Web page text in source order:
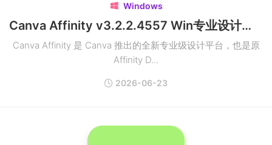
 Windows
Canva Affinity v3.2.2.4557 Win专业设计平台破解版
Canva Affinity 是 Canva 推出的全新专业级设计平台，也是原
Affinity D...
2026-06-23